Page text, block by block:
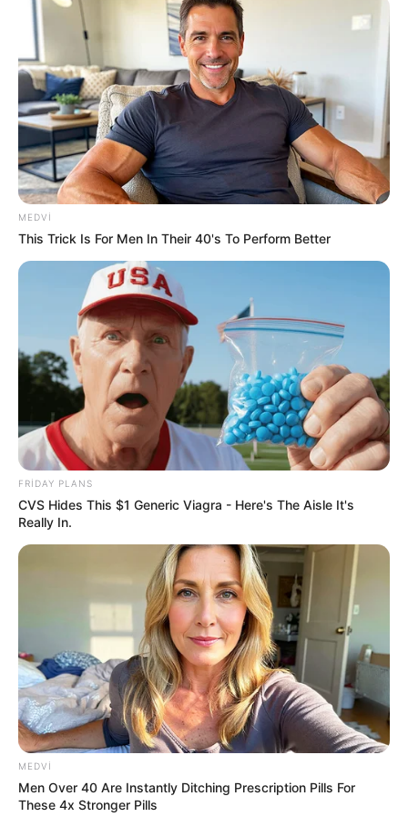
hesabında bildirilib.
Qeyd edilib ki, Rövşən Muradov İstanbulda qəfil vəfat
edib.
Onun Nizami Gəncəvi Beynəlxalq Mərkəzinin (NGIC)
Türkiyədə keçirilən mühüm beynəlxalq konfransda
iştirakını təşkil etmək məqsədilə İstanbulda olduğu
bildirilib.
HƏMÇININ OXUYUN
ARTIM OLACAQ -Deputat AÇIQLADI
təyin etdi -FOTO
Qaydalar TƏSDİQLƏNDİ:1 sentyabr 2026-cı il
tarixindən qüvvəyə minəcək
"Qaçqınkom" aylıq müavinətlə bağlı RƏSMİ
AÇIQLAMA YAYDI
1 0
MEDVI
This Trick Is For Men In Their 40's To Perform Better
FRIDAY PLANS
CVS Hides This $1 Generic Viagra - Here's The Aisle It's
Really In.
MEDVI
Men Over 40 Are Instantly Ditching Prescription Pills For
These 4x Stronger Pills